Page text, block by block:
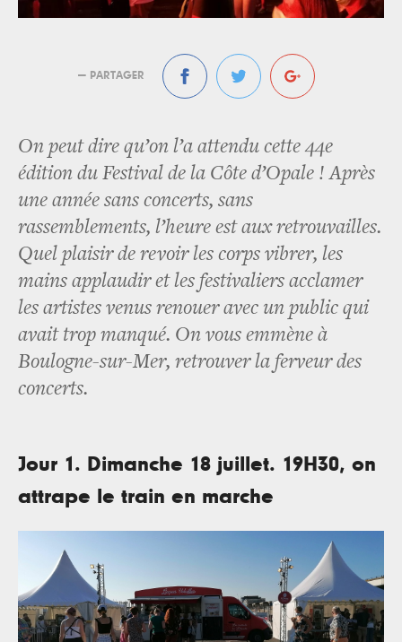
— PARTAGER
On peut dire qu’on l’a attendu cette 44e
édition du Festival de la Côte d’Opale ! Après
une année sans concerts, sans
rassemblements, l’heure est aux retrouvailles.
Quel plaisir de revoir les corps vibrer, les
mains applaudir et les festivaliers acclamer
les artistes venus renouer avec un public qui
avait trop manqué. On vous emmène à
Boulogne-sur-Mer, retrouver la ferveur des
concerts.
Jour 1. Dimanche 18 juillet. 19H30, on
attrape le train en marche